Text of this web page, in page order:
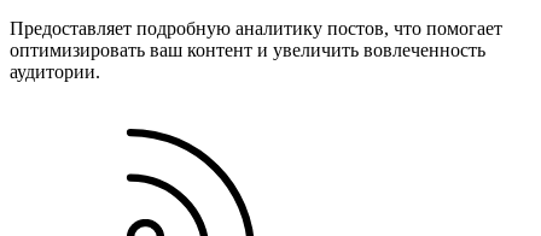
Предоставляет подробную аналитику постов, что помогает
оптимизировать ваш контент и увеличить вовлеченность
аудитории.